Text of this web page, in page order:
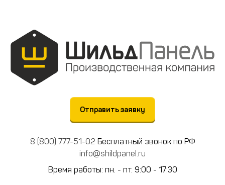
Отправить заявку
8 (800) 777-51-02 Бесплатный звонок по РФ
info@shildpanel.ru
Время работы: пн. - пт. 9:00 - 17:30